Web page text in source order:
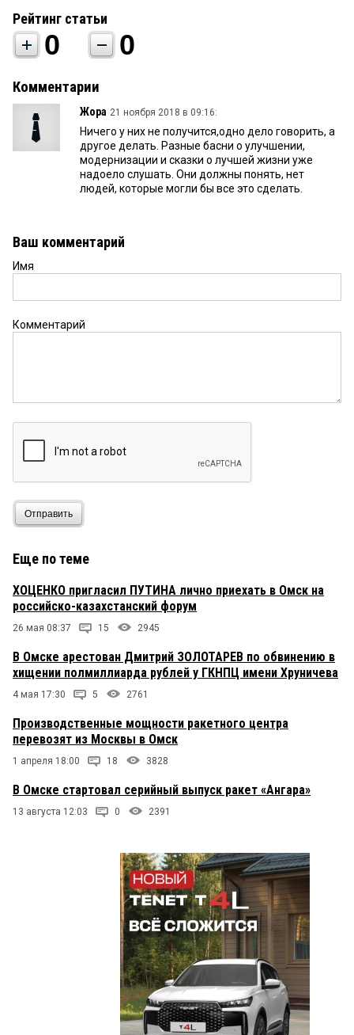
Рейтинг статьи
0 0
Комментарии
Жора 21 ноября 2018 в 09:16:
Ничего у них не получится,одно дело говорить, а
другое делать. Разные басни о улучшении,
модернизации и сказки о лучшей жизни уже
надоело слушать. Они должны понять, нет
людей, которые могли бы все это сделать.
Ваш комментарий
Имя
Комментарий
Отправить
Еще по теме
ХОЦЕНКО пригласил ПУТИНА лично приехать в Омск на
российско-казахстанский форум
26 мая 08:37 15 2945
В Омске арестован Дмитрий ЗОЛОТАРЕВ по обвинению в
хищении полмиллиарда рублей у ГКНПЦ имени Хруничева
4 мая 17:30 5 2761
Производственные мощности ракетного центра
перевозят из Москвы в Омск
1 апреля 18:00 18 3828
В Омске стартовал серийный выпуск ракет «Ангара»
13 августа 12:03 0 2391